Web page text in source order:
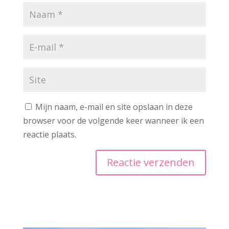
Mijn naam, e-mail en site opslaan in deze
browser voor de volgende keer wanneer ik een
reactie plaats.